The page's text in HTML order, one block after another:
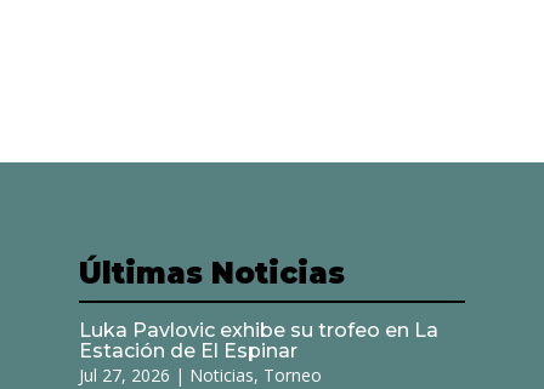
Últimas Noticias
Luka Pavlovic exhibe su trofeo en La
Estación de El Espinar
Jul 27, 2026 | Noticias, Torneo